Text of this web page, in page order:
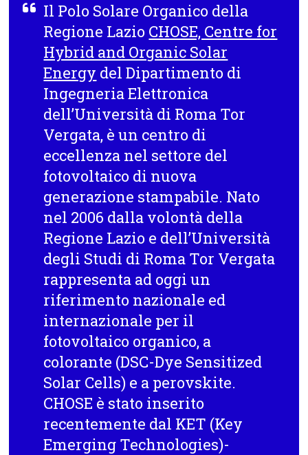
Il Polo Solare Organico della
Regione Lazio CHOSE, Centre for
Hybrid and Organic Solar
Energy del Dipartimento di
Ingegneria Elettronica
dell’Università di Roma Tor
Vergata, è un centro di
eccellenza nel settore del
fotovoltaico di nuova
generazione stampabile. Nato
nel 2006 dalla volontà della
Regione Lazio e dell’Università
degli Studi di Roma Tor Vergata
rappresenta ad oggi un
riferimento nazionale ed
internazionale per il
fotovoltaico organico, a
colorante (DSC-Dye Sensitized
Solar Cells) e a perovskite.
CHOSE è stato inserito
recentemente dal KET (Key
Emerging Technologies)-